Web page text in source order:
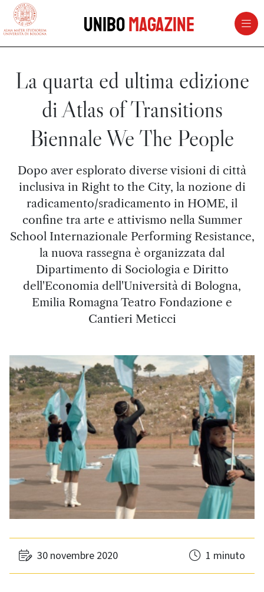
vai al contenuto della pagina
UniboMagazine
La quarta ed ultima edizione
di Atlas of Transitions
Biennale We The People
Dopo aver esplorato diverse visioni di città
inclusiva in Right to the City, la nozione di
radicamento/sradicamento in HOME, il
confine tra arte e attivismo nella Summer
School Internazionale Performing Resistance,
la nuova rassegna è organizzata dal
Dipartimento di Sociologia e Diritto
dell'Economia dell'Università di Bologna,
Emilia Romagna Teatro Fondazione e
Cantieri Meticci
30 novembre 2020 1 minuto